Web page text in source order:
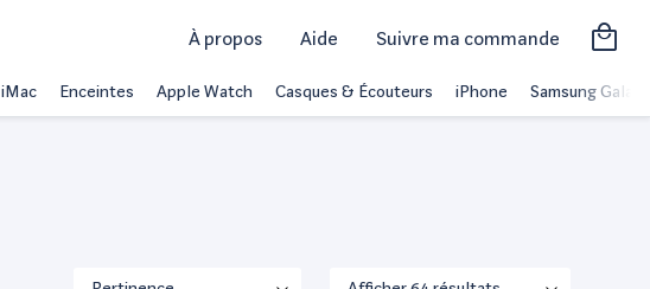
À propos Aide Suivre ma commande
iMac Enceintes Apple Watch Casques & Écouteurs iPhone Samsung Galaxy